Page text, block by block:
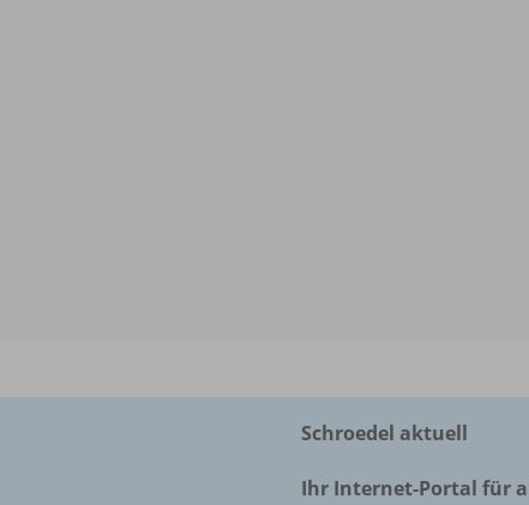
Schroedel aktuell
Ihr Internet-Portal für